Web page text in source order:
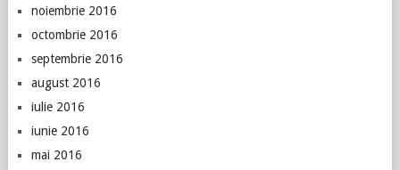
noiembrie 2016
octombrie 2016
septembrie 2016
august 2016
iulie 2016
iunie 2016
mai 2016